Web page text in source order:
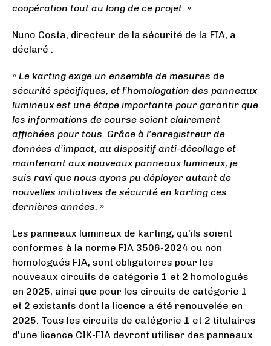
coopération tout au long de ce projet. »
Nuno Costa, directeur de la sécurité de la FIA, a
déclaré :
« Le karting exige un ensemble de mesures de
sécurité spécifiques, et l’homologation des panneaux
lumineux est une étape importante pour garantir que
les informations de course soient clairement
affichées pour tous. Grâce à l’enregistreur de
données d’impact, au dispositif anti-décollage et
maintenant aux nouveaux panneaux lumineux, je
suis ravi que nous ayons pu déployer autant de
nouvelles initiatives de sécurité en karting ces
dernières années. »
Les panneaux lumineux de karting, qu’ils soient
conformes à la norme FIA ​​3506-2024 ou non
homologués FIA, sont obligatoires pour les
nouveaux circuits de catégorie 1 et 2 homologués
en 2025, ainsi que pour les circuits de catégorie 1
et 2 existants dont la licence a été renouvelée en
2025. Tous les circuits de catégorie 1 et 2 titulaires
d’une licence CIK-FIA devront utiliser des panneaux